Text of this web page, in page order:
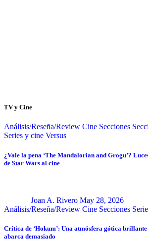
TV y Cine
Análisis/Reseña/Review Cine Secciones
Series y cine Versus
¿Vale la pena ‘The Mandalorian and Grogu’?
de Star Wars al cine
Joan A. Rivero May 28, 2026
Análisis/Reseña/Review Cine Secciones
Crítica de ‘Hokum’: Una atmósfera gótica
abarca demasiado